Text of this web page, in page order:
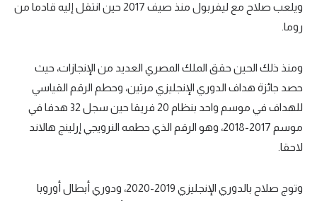
ويلعب صلاح مع ليفربول منذ صيف 2017 حين انتقل إليه قادما من
روما.
ومنذ ذلك الحين حقق الملك المصري العديد من الإنجازات، حيث
حصد جائزة هداف الدوري الإنجليزي مرتين، وحطم الرقم القياسي
للهداف في موسم واحد بنظام 20 فريقا حين سجل 32 هدفا في
موسم 2017-2018، وهو الرقم الذي حطمه النرويجي إرلينج هالاند
لاحقا.
وتوج صلاح بالدوري الإنجليزي 2019-2020، ودوري أبطال أوروبا